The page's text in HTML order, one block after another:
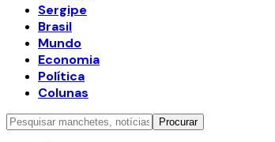
Sergipe
Brasil
Mundo
Economia
Política
Colunas